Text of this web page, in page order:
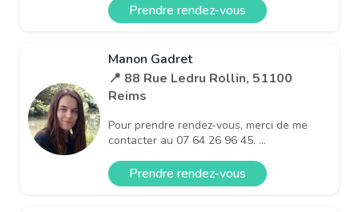
Prendre rendez-vous
Manon Gadret
📍 88 Rue Ledru Rollin, 51100
Reims
Pour prendre rendez-vous, merci de me
contacter au 07 64 26 96 45. ...
Prendre rendez-vous